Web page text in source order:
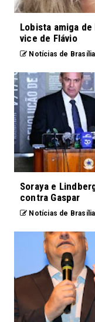
Lobista amiga
vice de Flávio
Notícias de Brasília
Soraya e
contra Gaspar
Notícias de Brasília